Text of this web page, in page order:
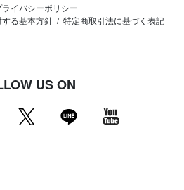
ライバシーポリシー
る基本方針
特定商取引法に基づく表記
US ON